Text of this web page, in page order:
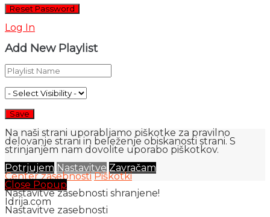
Log In
Add New Playlist
Na naši strani uporabljamo piškotke za pravilno
delovanje strani in beleženje obiskanosti strani. S
strinjanjem nam dovolite uporabo piškotkov.
Potrjujem Nastavitve Zavračam
Center zasebnosti Piškotki
Close Popup
Nastavitve zasebnosti shranjene!
Idrija.com
Nastavitve zasebnosti